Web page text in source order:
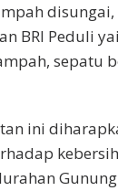
BRI Peduli
sepatu
ini